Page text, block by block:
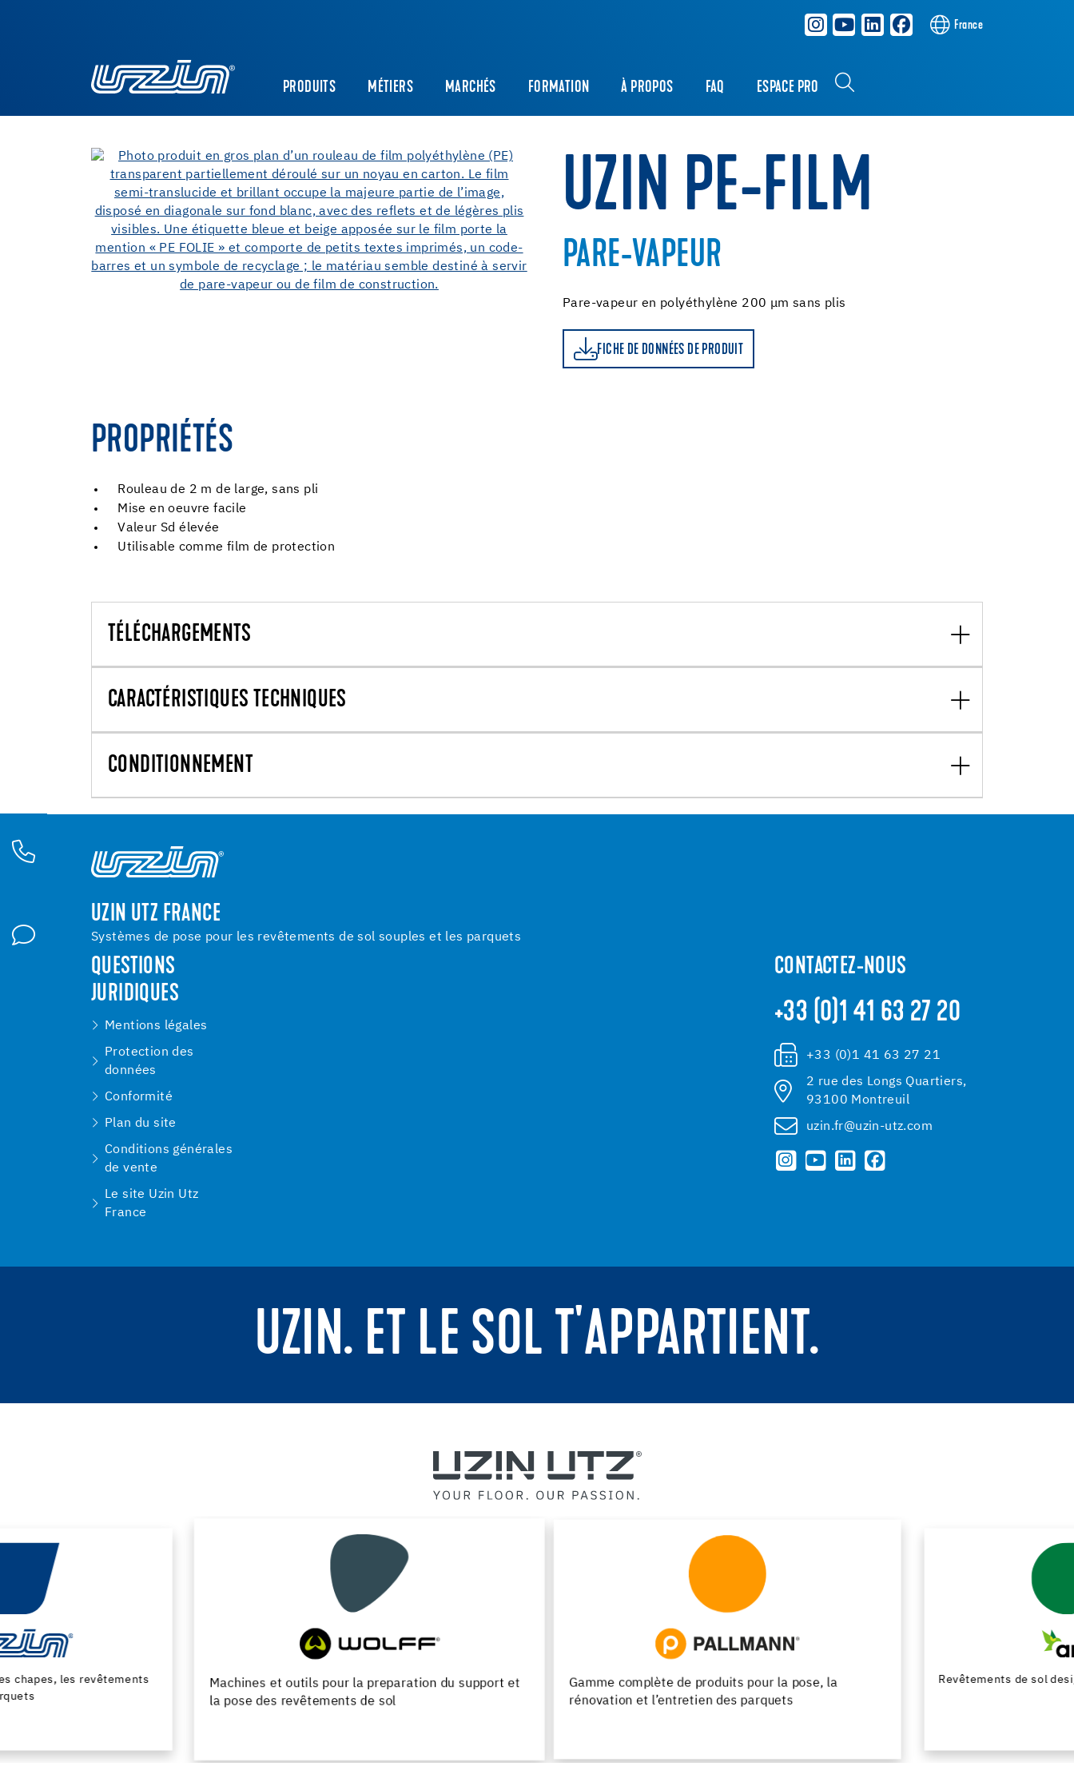
France
PRODUITS MÉTIERS MARCHÉS FORMATION À PROPOS FAQ ESPACE PRO
UZIN PE-FILM
PARE-VAPEUR
Pare-vapeur en polyéthylène 200 μm sans plis
FICHE DE DONNÉES DE PRODUIT
PROPRIÉTÉS
Rouleau de 2 m de large, sans pli
Mise en oeuvre facile
Valeur Sd élevée
Utilisable comme film de protection
TÉLÉCHARGEMENTS
CARACTÉRISTIQUES TECHNIQUES
CONDITIONNEMENT
UZIN UTZ FRANCE
Systèmes de pose pour les revêtements de sol souples et les parquets
QUESTIONS
JURIDIQUES
Mentions légales
Protection des
données
Conformité
Plan du site
Conditions générales
de vente
Le site Uzin Utz
France
CONTACTEZ-NOUS
+33 (0)1 41 63 27 20
+33 (0)1 41 63 27 21
2 rue des Longs Quartiers,
93100 Montreuil
uzin.fr@uzin-utz.com
UZIN. ET LE SOL T'APPARTIENT.
Machines et outils pour la preparation du support et
la pose des revêtements de sol
Gamme complète de produits pour la pose, la
rénovation et l’entretien des parquets
Revêtements de sol design en résine